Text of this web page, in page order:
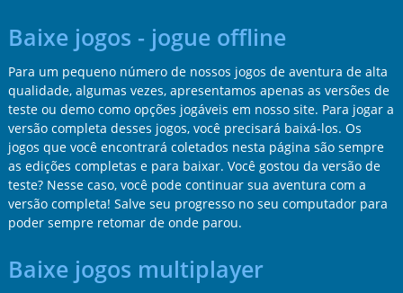
Baixe jogos - jogue offline
Para um pequeno número de nossos jogos de aventura de alta
qualidade, algumas vezes, apresentamos apenas as versões de
teste ou demo como opções jogáveis em nosso site. Para jogar a
versão completa desses jogos, você precisará baixá-los. Os
jogos que você encontrará coletados nesta página são sempre
as edições completas e para baixar. Você gostou da versão de
teste? Nesse caso, você pode continuar sua aventura com a
versão completa! Salve seu progresso no seu computador para
poder sempre retomar de onde parou.
Baixe jogos multiplayer